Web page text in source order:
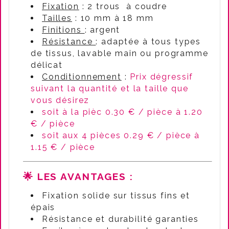
Fixation : 2 trous à coudre
Tailles : 10 mm à 18 mm
Finitions : argent
Résistance: adaptée à tous types
de tissus, lavable main ou programme
délicat
Conditionnement : Prix dégressif
suivant la quantité et la taille que
vous désirez
soit à la pièc 0.30 € / pièce à 1.20
€ / pièce
soit aux 4 pièces 0.29 € / pièce à
1.15 € / pièce
🌟 LES AVANTAGES :
Fixation solide sur tissus fins et
épais
Résistance et durabilité garanties